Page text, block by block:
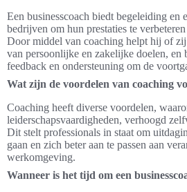
Een businesscoach biedt begeleiding en
bedrijven om hun prestaties te
Door middel van coaching helpt hij of
van persoonlijke en zakelijke doelen, en
feedback en ondersteuning om de
Wat zijn de voordelen van coaching
Coaching heeft diverse voordelen,
leiderschapsvaardigheden, verhoogd
Dit stelt professionals in staat om
gaan en zich beter aan te passen aan
werkomgeving.
Wanneer is het tijd om een